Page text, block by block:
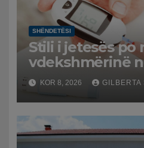
SHËNDETËSI
Stili i jetesës po
vdekshmërinë
sëmundjet
mbetet shkaku
KOR 8, 2026 GILBERTA